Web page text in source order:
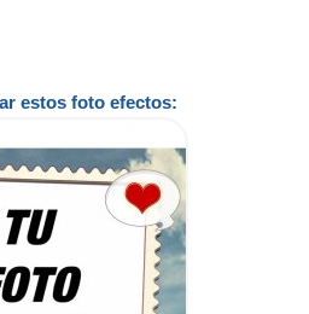
estos foto efectos: